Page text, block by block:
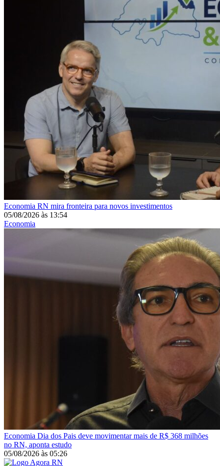
Economia RN mira fronteira para novos investimentos
05/08/2026 às 13:54
Economia
Economia Dia dos Pais deve movimentar mais de R$ 368 milhões
no RN, aponta estudo
05/08/2026 às 05:26